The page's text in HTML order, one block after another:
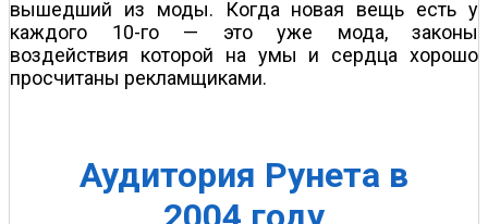
вышедший из моды. Когда новая вещь есть у
каждого 10-го — это уже мода, законы
воздействия которой на умы и сердца хорошо
просчитаны рекламщиками.
Аудитория Рунета в